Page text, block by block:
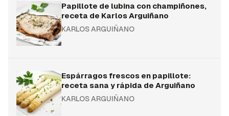
Papillote de lubina con champiñones,
receta de Karlos Arguiñano
KARLOS ARGUIÑANO
Espárragos frescos en papillote:
receta sana y rápida de Arguiñano
KARLOS ARGUIÑANO